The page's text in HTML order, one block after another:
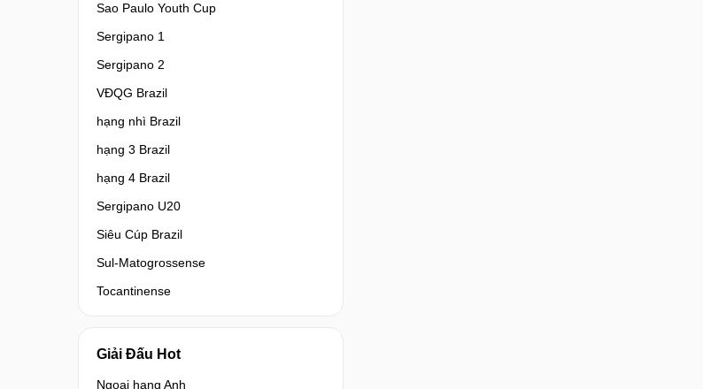
Sao Paulo Youth Cup
Sergipano 1
Sergipano 2
VĐQG Brazil
hạng nhì Brazil
hạng 3 Brazil
hạng 4 Brazil
Sergipano U20
Siêu Cúp Brazil
Sul-Matogrossense
Tocantinense
Giải Đấu Hot
Ngoại hạng Anh